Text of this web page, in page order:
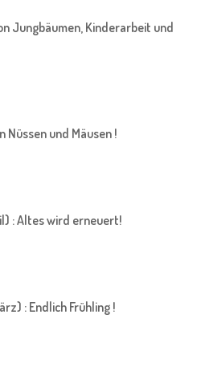
Jungbäumen, Kinderarbeit und
Nüssen und Mäusen !
: Altes wird erneuert!
: Endlich Frühling !